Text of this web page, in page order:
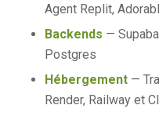
Agent Replit,
Backends —
Postgres
Hébergement—
Render, Railway et